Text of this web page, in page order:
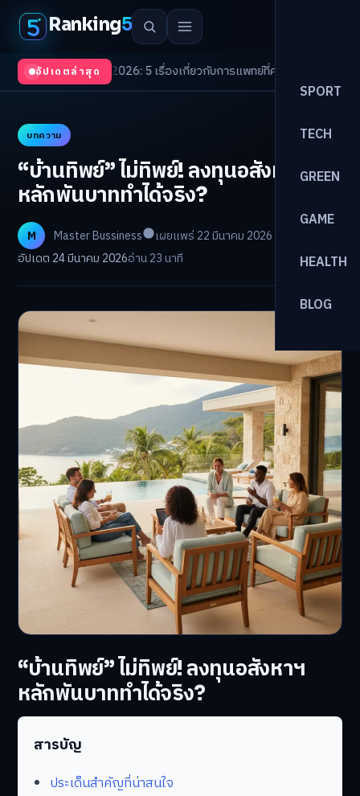
Ranking5
SPORT
TECH
GREEN
GAME
HEALTH
BLOG
อัปเดตล่าสุด
2026: 5 เรื่องเกี่ยวกับการแพทย์ที่ควรรู้/ดอกเบี้ยขาขึ้นรอบใหม่! จั
บทความ
“บ้านทิพย์” ไม่ทิพย์! ลงทุนอสังหาฯ
หลักพันบาททำได้จริง?
M Master Bussiness
เผยแพร่ 22 มีนาคม 2026
อัปเดต 24 มีนาคม 2026อ่าน 23 นาที
“บ้านทิพย์” ไม่ทิพย์! ลงทุนอสังหาฯ
หลักพันบาททำได้จริง?
สารบัญ
ประเด็นสำคัญที่น่าสนใจ